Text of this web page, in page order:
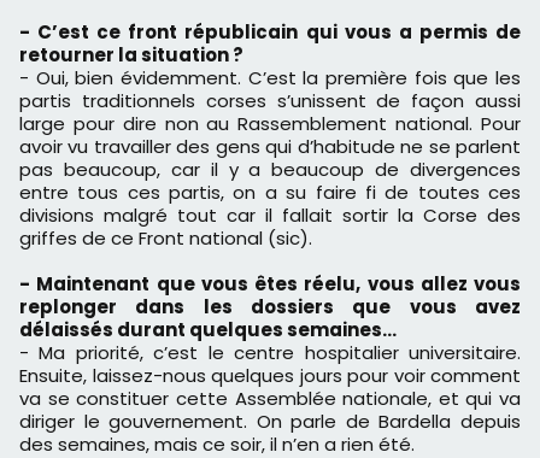
- C’est ce front républicain qui vous a permis de
retourner la situation ?
- Oui, bien évidemment. C’est la première fois que les
partis traditionnels corses s’unissent de façon aussi
large pour dire non au Rassemblement national. Pour
avoir vu travailler des gens qui d’habitude ne se parlent
pas beaucoup, car il y a beaucoup de divergences
entre tous ces partis, on a su faire fi de toutes ces
divisions malgré tout car il fallait sortir la Corse des
griffes de ce Front national (sic).
- Maintenant que vous êtes réelu, vous allez vous
replonger dans les dossiers que vous avez
délaissés durant quelques semaines…
- Ma priorité, c’est le centre hospitalier universitaire.
Ensuite, laissez-nous quelques jours pour voir comment
va se constituer cette Assemblée nationale, et qui va
diriger le gouvernement. On parle de Bardella depuis
des semaines, mais ce soir, il n’en a rien été.